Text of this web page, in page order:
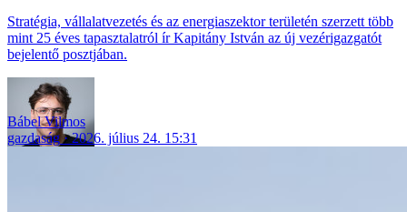
Stratégia, vállalatvezetés és az energiaszektor területén szerzett több
mint 25 éves tapasztalatról ír Kapitány István az új vezérigazgatót
bejelentő posztjában.
Bábel Vilmos
gazdaság
2026. július 24. 15:31